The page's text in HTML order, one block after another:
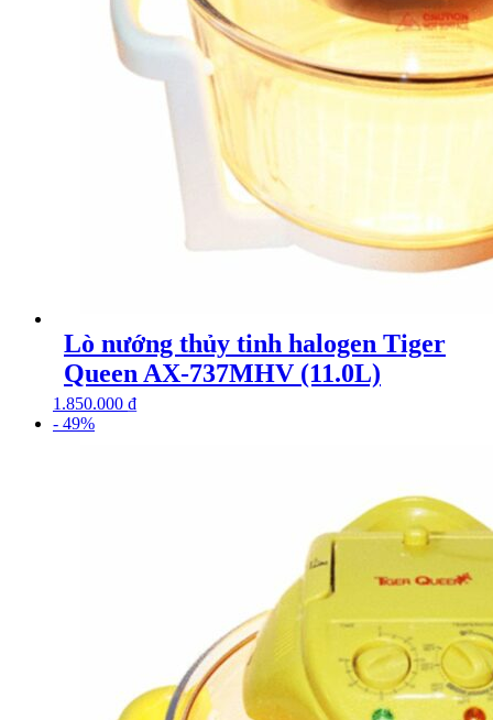
Lò nướng thủy tinh halogen Tiger
Queen AX-737MHV (11.0L)
1.850.000 ₫
- 49%